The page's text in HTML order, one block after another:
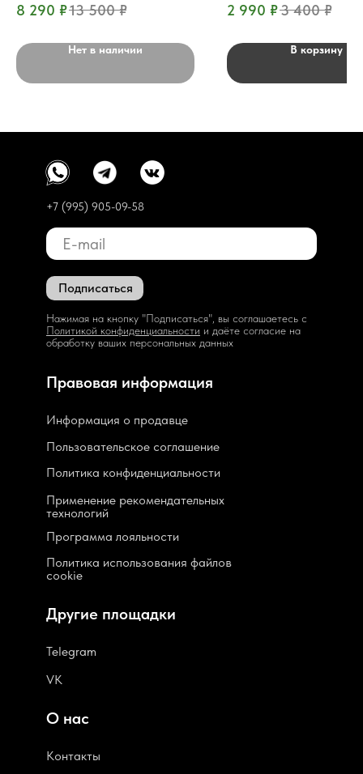
8 290 ₽13 500 ₽
Нет в наличии
2 990 ₽3 400 ₽
В корзину
Подписаться
Нажимая на кнопку "Подписаться", вы соглашаетесь с
Политикой конфиденциальности и даёте согласие на
обработку ваших персональных данных
Пользовательское соглашение
Политика конфиденциальности
Программа лояльности
Политика использования файлов
cookie
Применение рекомендательных
технологий
Информация о продавце
Контакты
Telegram
VK
Правовая информация
О нас
Другие площадки
+7 (995) 905-09-58